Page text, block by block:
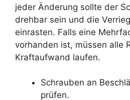
jeder Änderung sollte der
drehbar sein und die
einrasten. Falls eine
vorhanden ist, müssen alle
Kraftaufwand laufen.
Schrauben an
prüfen.